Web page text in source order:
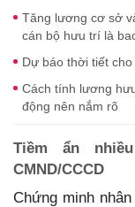
Tăng lương cơ sở
cán bộ hưu trí là
Dự báo thời tiết
Cách tính lương
động nên nắm rõ
Tiềm ẩn
CMND/CCCD
Chứng minh